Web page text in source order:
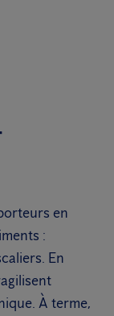
en
:
En
À terme,